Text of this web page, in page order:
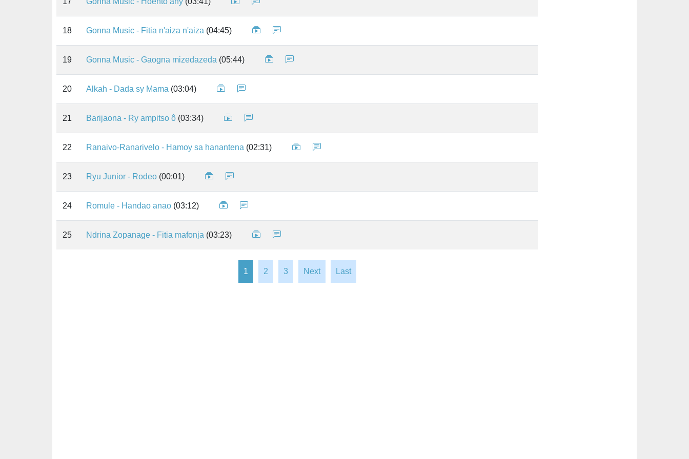
18 Gonna Music - Fitia n'aiza n'aiza (04:45)
19 Gonna Music - Gaogna mizedazeda (05:44)
20 Alkah - Dada sy Mama (03:04)
21 Barijaona - Ry ampitso ô (03:34)
22 Ranaivo-Ranarivelo - Hamoy sa hanantena (02:31)
23 Ryu Junior - Rodeo (00:01)
24 Romule - Handao anao (03:12)
25 Ndrina Zopanage - Fitia mafonja (03:23)
1 2 3 Next Last